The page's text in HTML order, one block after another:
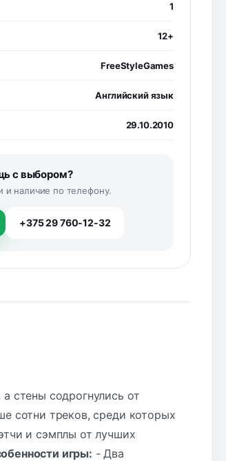
1
12+
FreeStyleGames
Английский язык
29.10.2010
с выбором?
и наличие по телефону.
+375 29 760-12-32
стены содрогнулись от
сотни треков, среди которых
и сэмплы от лучших
игры: - Два